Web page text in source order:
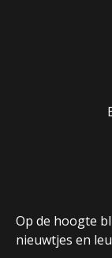
Op de hoogte
nieuwtjes en